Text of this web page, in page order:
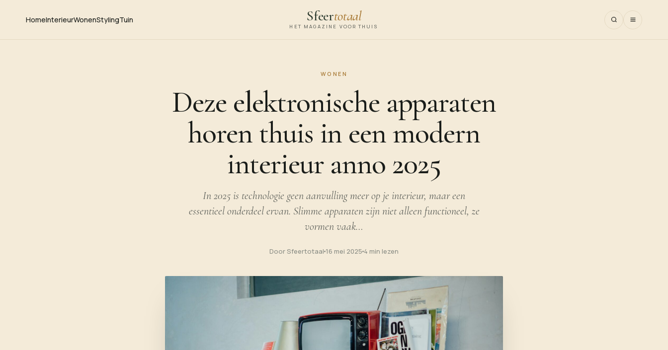
HomeInterieurWonenStylingTuin Sfeertotaal
HET MAGAZINE VOOR THUIS
WONEN
Deze elektronische apparaten
horen thuis in een modern
interieur anno 2025
In 2025 is technologie geen aanvulling meer op je interieur, maar een
essentieel onderdeel ervan. Slimme apparaten zijn niet alleen functioneel, ze
vormen vaak…
Door Sfeertotaal 16 mei 2025 4 min lezen